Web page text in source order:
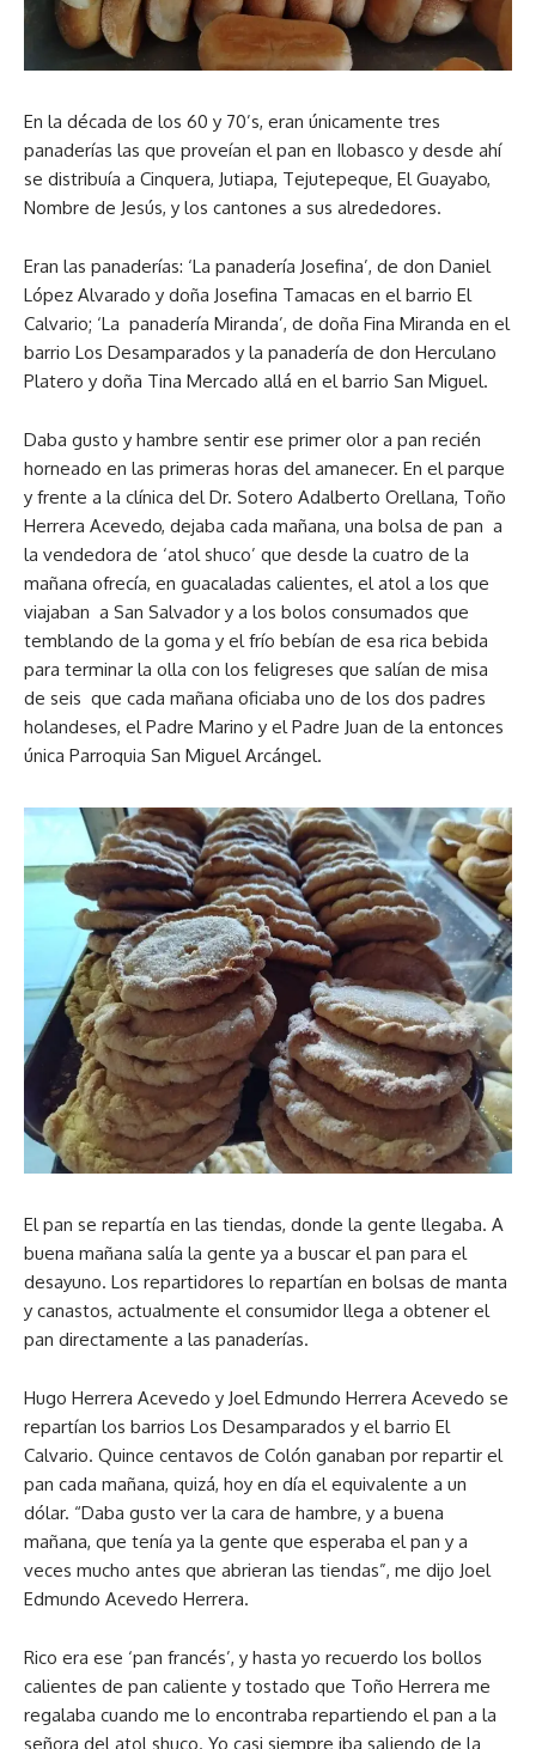
En la década de los 60 y 70’s, eran únicamente tres
panaderías las que proveían el pan en Ilobasco y desde ahí
se distribuía a Cinquera, Jutiapa, Tejutepeque, El Guayabo,
Nombre de Jesús, y los cantones a sus alrededores.
Eran las panaderías: ‘La panadería Josefina’, de don Daniel
López Alvarado y doña Josefina Tamacas en el barrio El
Calvario; ‘La panadería Miranda’, de doña Fina Miranda en el
barrio Los Desamparados y la panadería de don Herculano
Platero y doña Tina Mercado allá en el barrio San Miguel.
Daba gusto y hambre sentir ese primer olor a pan recién
horneado en las primeras horas del amanecer. En el parque
y frente a la clínica del Dr. Sotero Adalberto Orellana, Toño
Herrera Acevedo, dejaba cada mañana, una bolsa de pan a
la vendedora de ‘atol shuco’ que desde la cuatro de la
mañana ofrecía, en guacaladas calientes, el atol a los que
viajaban a San Salvador y a los bolos consumados que
temblando de la goma y el frío bebían de esa rica bebida
para terminar la olla con los feligreses que salían de misa
de seis que cada mañana oficiaba uno de los dos padres
holandeses, el Padre Marino y el Padre Juan de la entonces
única Parroquia San Miguel Arcángel.
El pan se repartía en las tiendas, donde la gente llegaba. A
buena mañana salía la gente ya a buscar el pan para el
desayuno. Los repartidores lo repartían en bolsas de manta
y canastos, actualmente el consumidor llega a obtener el
pan directamente a las panaderías.
Hugo Herrera Acevedo y Joel Edmundo Herrera Acevedo se
repartían los barrios Los Desamparados y el barrio El
Calvario. Quince centavos de Colón ganaban por repartir el
pan cada mañana, quizá, hoy en día el equivalente a un
dólar. “Daba gusto ver la cara de hambre, y a buena
mañana, que tenía ya la gente que esperaba el pan y a
veces mucho antes que abrieran las tiendas”, me dijo Joel
Edmundo Acevedo Herrera.
Rico era ese ‘pan francés’, y hasta yo recuerdo los bollos
calientes de pan caliente y tostado que Toño Herrera me
regalaba cuando me lo encontraba repartiendo el pan a la
señora del atol shuco. Yo casi siempre iba saliendo de la